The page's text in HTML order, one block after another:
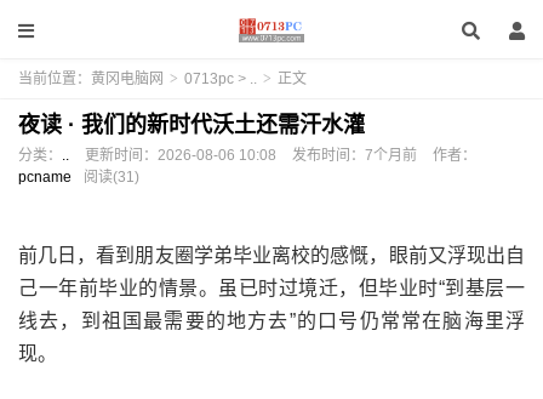
当前位置： 黄冈电脑网 > 0713pc > .. > 正文
夜读 · 我们的新时代沃土还需汗水灌
分类： .. 更新时间： 2026-08-06 10:08 发布时间： 7个月前
作者：
pcname
阅读(31)
前几日，看到朋友圈学弟毕业离校的感慨，眼前又浮现出自
己一年前毕业的情景。虽已时过境迁，但毕业时“到基层一
线去，到祖国最需要的地方去”的口号仍常常在脑海里浮
现。